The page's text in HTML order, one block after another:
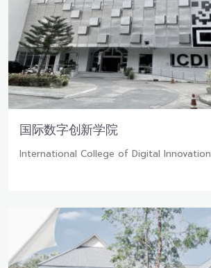
国际数字创新学院
International College of Digital Innovation